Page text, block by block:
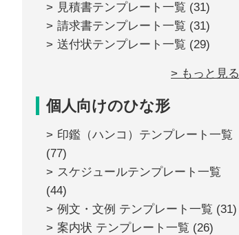
見積書テンプレート一覧 (31)
請求書テンプレート一覧 (31)
送付状テンプレート一覧 (29)
> もっと見る
個人向けのひな形
印鑑（ハンコ）テンプレート一覧
(77)
スケジュールテンプレート一覧
(44)
例文・文例 テンプレート一覧 (31)
案内状 テンプレート一覧 (26)